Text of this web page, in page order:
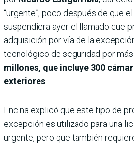
“urgente”, poco después de que
suspendiera ayer el llamado que
adquisición por vía de la
tecnológico de seguridad por
millones, que incluye 300
exteriores
Encina explicó que este tipo de
excepción es utilizado para una
urgente, pero que también